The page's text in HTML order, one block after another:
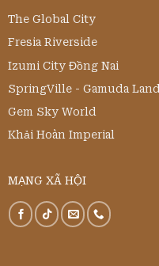
The Global City
Fresia Riverside
Izumi City Đồng Nai
SpringVille - Gamuda Land
Gem Sky World
Khải Hoàn Imperial
MẠNG XÃ HỘI